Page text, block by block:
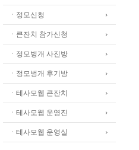
ㆍ정모신청
ㆍ큰잔치 참가신청
ㆍ정모벙개 사진방
ㆍ정모벙개 후기방
ㆍ테사모웹 큰잔치
ㆍ테사모웹 운영진
ㆍ테사모웹 운영실